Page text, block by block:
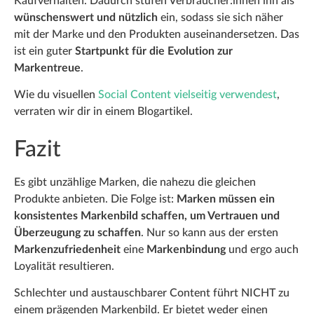
wünschenswert und nützlich ein, sodass sie sich näher
mit der Marke und den Produkten auseinandersetzen. Das
ist ein guter Startpunkt für die Evolution zur
Markentreue.
Wie du visuellen Social Content vielseitig verwendest,
verraten wir dir in einem Blogartikel.
Fazit
Es gibt unzählige Marken, die nahezu die gleichen
Produkte anbieten. Die Folge ist: Marken müssen ein
konsistentes Markenbild schaffen, um Vertrauen und
Überzeugung zu schaffen. Nur so kann aus der ersten
Markenzufriedenheit eine Markenbindungund ergo auch
Loyalität resultieren.
Schlechter und austauschbarer Content führt NICHT zu
einem prägenden Markenbild. Er bietet weder einen